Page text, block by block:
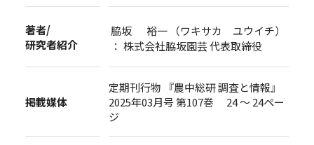
著者/
研究者紹介
脇坂 裕一 （ワキサカ ユウイチ）
： 株式会社脇坂園芸 代表取締役
掲載媒体
定期刊行物 『農中総研 調査と情報』
2025年03月号 第107巻 24 ～ 24ペー
ジ